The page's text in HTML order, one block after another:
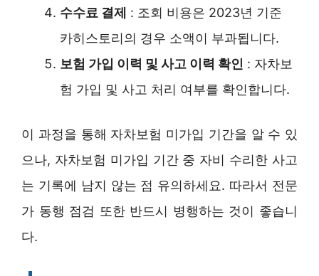
수수료 결제 : 조회 비용은 2023년 기준
카히스토리의 경우 소액이 부과됩니다.
보험 가입 이력 및 사고 이력 확인 : 자차보
험 가입 및 사고 처리 여부를 확인합니다.
이 과정을 통해 자차보험 미가입 기간을 알 수 있
으나, 자차보험 미가입 기간 중 자비 수리한 사고
는 기록에 남지 않는 점 유의하세요. 따라서 전문
가 동행 점검 또한 반드시 병행하는 것이 좋습니
다.